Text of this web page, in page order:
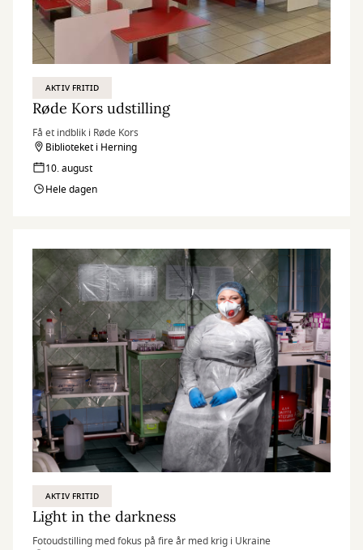
AKTIV FRITID
Røde Kors udstilling
Få et indblik i Røde Kors
Biblioteket i Herning
10. august
Hele dagen
AKTIV FRITID
Light in the darkness
Fotoudstilling med fokus på fire år med krig i Ukraine